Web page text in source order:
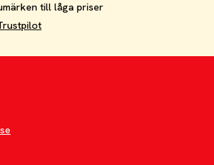
till låga priser